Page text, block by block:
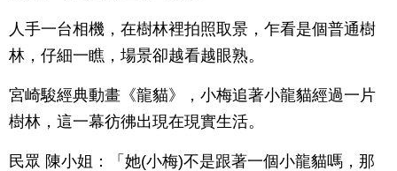
人手一台相機，在樹林裡拍照取景，乍看是個普通樹
林，仔細一瞧，場景卻越看越眼熟。
宮崎駿經典動畫《龍貓》，小梅追著小龍貓經過一片
樹林，這一幕彷彿出現在現實生活。
民眾 陳小姐：「她(小梅)不是跟著一個小龍貓嗎，那